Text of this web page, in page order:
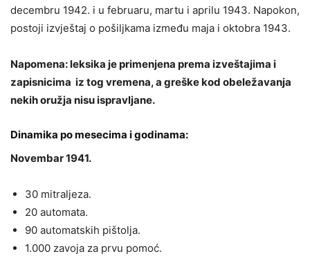
decembru 1942. i u februaru, martu i aprilu 1943. Napokon,
postoji izvještaj o pošiljkama između maja i oktobra 1943.
Napomena: leksika je primenjena prema izveštajima i
zapisnicima iz tog vremena, a greške kod obeležavanja
nekih oružja nisu ispravljane.
Dinamika po mesecima i godinama:
Novembar 1941.
30 mitraljeza.
20 automata.
90 automatskih pištolja.
1.000 zavoja za prvu pomoć.